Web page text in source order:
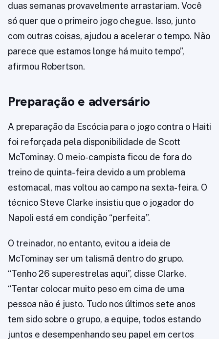
duas semanas provavelmente arrastariam. Você
só quer que o primeiro jogo chegue. Isso, junto
com outras coisas, ajudou a acelerar o tempo. Não
parece que estamos longe há muito tempo”,
afirmou Robertson.
Preparação e adversário
A preparação da Escócia para o jogo contra o Haiti
foi reforçada pela disponibilidade de Scott
McTominay. O meio-campista ficou de fora do
treino de quinta-feira devido a um problema
estomacal, mas voltou ao campo na sexta-feira. O
técnico Steve Clarke insistiu que o jogador do
Napoli está em condição “perfeita”.
O treinador, no entanto, evitou a ideia de
McTominay ser um talismã dentro do grupo.
“Tenho 26 superestrelas aqui”, disse Clarke.
“Tentar colocar muito peso em cima de uma
pessoa não é justo. Tudo nos últimos sete anos
tem sido sobre o grupo, a equipe, todos estando
juntos e desempenhando seu papel em certos